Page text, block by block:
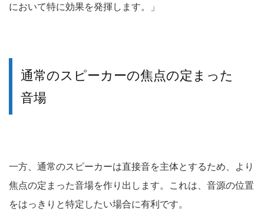
において特に効果を発揮します。」
通常のスピーカーの焦点の定まった
音場
一方、通常のスピーカーは直接音を主体とするため、より
焦点の定まった音場を作り出します。 これは、音源の位置
をはっきりと特定したい場合に有利です。